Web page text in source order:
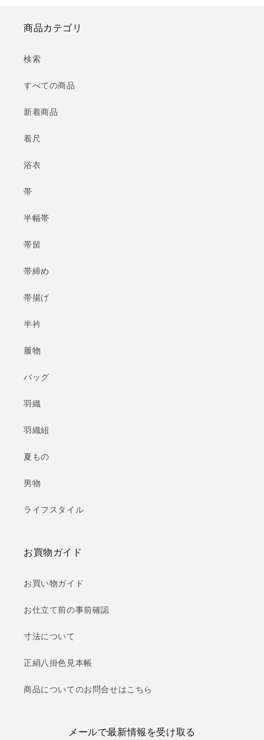
商品カテゴリ
検索
すべての商品
新着商品
着尺
浴衣
帯
半幅帯
帯留
帯締め
帯揚げ
半衿
履物
バッグ
羽織
羽織紐
夏もの
男物
ライフスタイル
お買物ガイド
お買い物ガイド
お仕立て前の事前確認
寸法について
正絹八掛色見本帳
商品についてのお問合せはこちら
メールで最新情報を受け取る